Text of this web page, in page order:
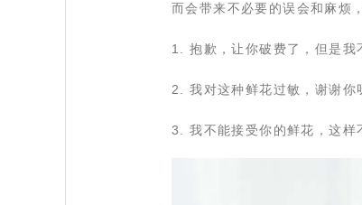
而会带来不必要的误会和麻烦
1. 抱歉，让你破费了，但是我
2. 我对这种鲜花过敏，谢谢你
3. 我不能接受你的鲜花，这样